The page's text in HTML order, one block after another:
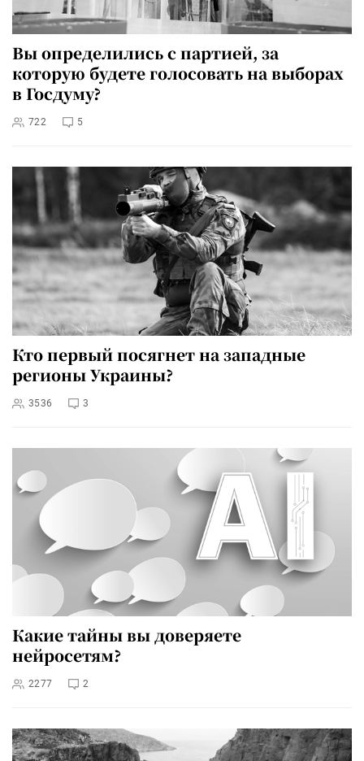
Вы определились с партией, за
которую будете голосовать на выборах
в Госдуму?
722 5
Кто первый посягнет на западные
регионы Украины?
3536 3
Какие тайны вы доверяете
нейросетям?
2277 2